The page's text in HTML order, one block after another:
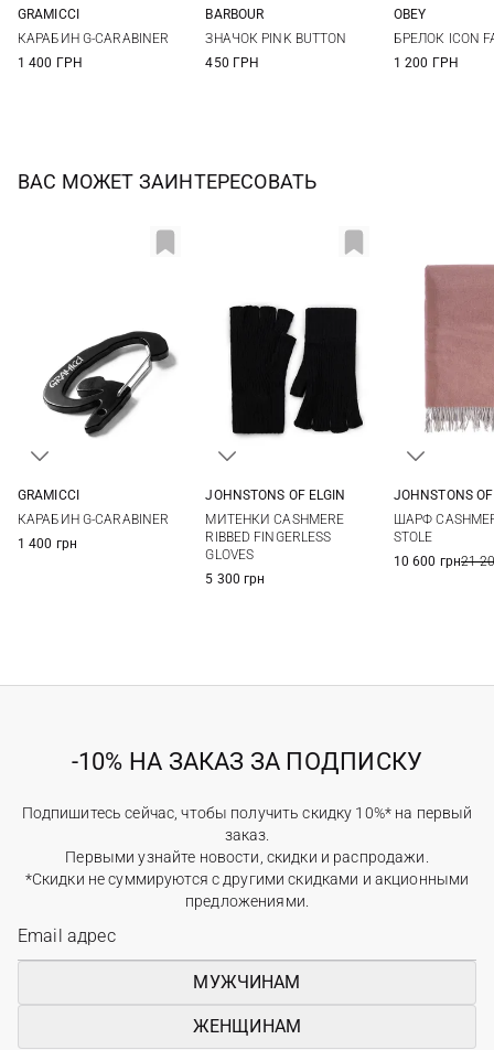
GRAMICCI
КАРАБИН G-CARABINER
1 400 ГРН
BARBOUR
ЗНАЧОК PINK BUTTON
450 ГРН
OBEY
БРЕЛОК ICON
1 200 ГРН
ВАС МОЖЕТ ЗАИНТЕРЕСОВАТЬ
GRAMICCI
КАРАБИН G-CARABINER
1 400 грн
JOHNSTONS OF ELGIN
МИТЕНКИ CASHMERE
RIBBED FINGERLESS
GLOVES
5 300 грн
JOHNSTONS
ШАРФ
STOLE
10 600 грн21
-10% НА ЗАКАЗ ЗА ПОДПИСКУ
Подпишитесь сейчас, чтобы получить скидку 10%* на первый
заказ.
Первыми узнайте новости, скидки и распродажи.
*Скидки не суммируются с другими скидками и акционными
предложениями.
МУЖЧИНАМ
ЖЕНЩИНАМ